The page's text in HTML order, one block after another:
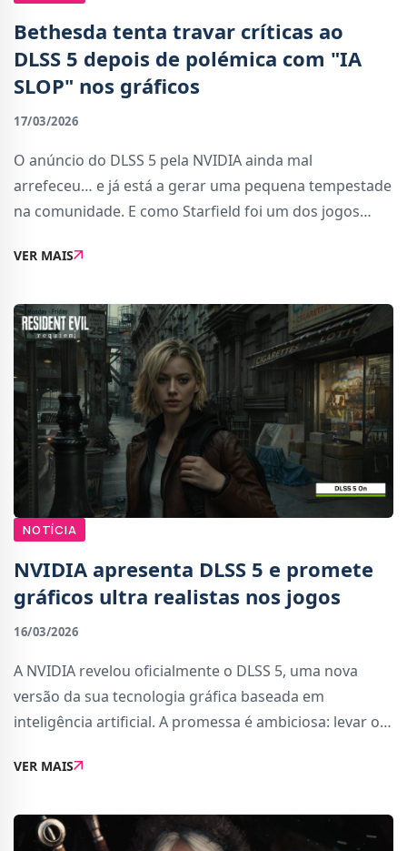
Bethesda tenta travar críticas ao
DLSS 5 depois de polémica com "IA
SLOP" nos gráficos
17/03/2026
O anúncio do DLSS 5 pela NVIDIA ainda mal
arrefeceu… e já está a gerar uma pequena tempestade
na comunidade. E como Starfield foi um dos jogos
acabou por ser arrastada para o meio da discussão.A n
VER MAIS
NOTÍCIA
NVIDIA apresenta DLSS 5 e promete
gráficos ultra realistas nos jogos
16/03/2026
A NVIDIA revelou oficialmente o DLSS 5, uma nova
versão da sua tecnologia gráfica baseada em
inteligência artificial. A promessa é ambiciosa: levar os
mais associado ao cinema do que ao gamin
VER MAIS